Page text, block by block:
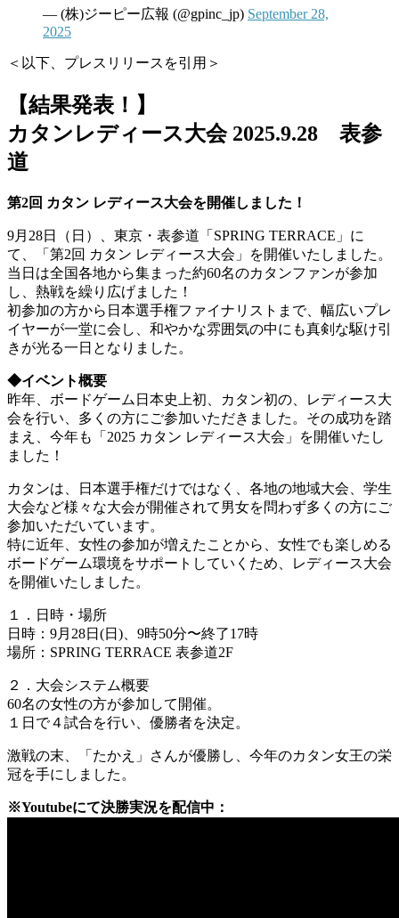
— (株)ジーピー広報 (@gpinc_jp) September 28,
2025
＜以下、プレスリリースを引用＞
【結果発表！】
カタンレディース大会 2025.9.28 表参
道
第2回 カタン レディース大会を開催しました！
9月28日（日）、東京・表参道「SPRING TERRACE」に
て、「第2回 カタン レディース大会」を開催いたしました。
当日は全国各地から集まった約60名のカタンファンが参加
し、熱戦を繰り広げました！
初参加の方から日本選手権ファイナリストまで、幅広いプレ
イヤーが一堂に会し、和やかな雰囲気の中にも真剣な駆け引
きが光る一日となりました。
◆イベント概要
昨年、ボードゲーム日本史上初、カタン初の、レディース大
会を行い、多くの方にご参加いただきました。その成功を踏
まえ、今年も「2025 カタン レディース大会」を開催いたし
ました！
カタンは、日本選手権だけではなく、各地の地域大会、学生
大会など様々な大会が開催されて男女を問わず多くの方にご
参加いただいています。
特に近年、女性の参加が増えたことから、女性でも楽しめる
ボードゲーム環境をサポートしていくため、レディース大会
を開催いたしました。
１．日時・場所
日時：9月28日(日)、9時50分〜終了17時
場所：SPRING TERRACE 表参道2F
２．大会システム概要
60名の女性の方が参加して開催。
１日で４試合を行い、優勝者を決定。
激戦の末、「たかえ」さんが優勝し、今年のカタン女王の栄
冠を手にしました。
※Youtubeにて決勝実況を配信中：